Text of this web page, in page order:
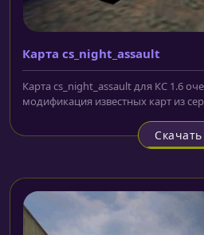
Карта cs_night_assault
Карта cs_night_assault для КС 1.6
модификация известных карт из
Скачать